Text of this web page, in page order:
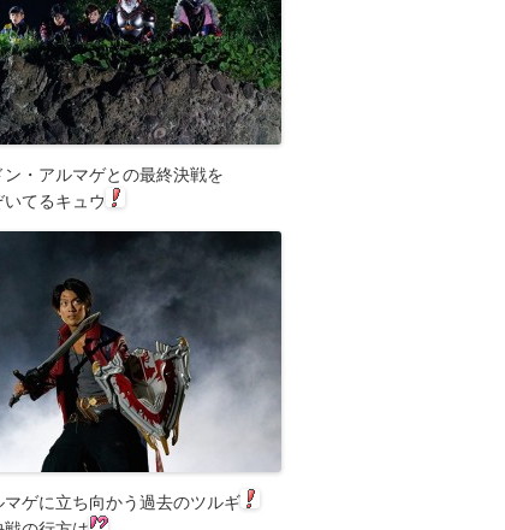
ン・アルマゲとの最終決戦を
てるキュウ
マゲに立ち向かう過去のツルギ